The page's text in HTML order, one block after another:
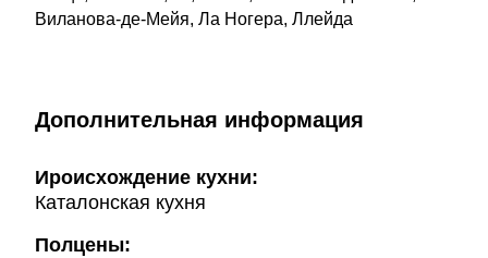
Виланова-де-Мейя, Ла Ногера, Ллейда
Дополнительная информация
Ироисхождение кухни:
Каталонская кухня
Полцены: